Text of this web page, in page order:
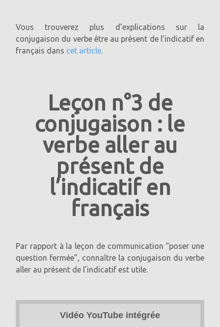
YouTube. YouTube stocke également des informations
d'utilisation non personnelles dans d'autres cookies. Si
vous souhaitez éviter cela, vous devez bloquer le stockage
des cookies dans le navigateur.
Vous trouverez plus d’explications sur la
conjugaison du verbe être au présent de l’indicatif en
français dans cet article.
Leçon n°3 de
conjugaison : le
verbe aller au
présent de
l’indicatif en
français
Par rapport à la leçon de communication “poser une
question fermée”, connaître la conjugaison du verbe
aller au présent de l’indicatif est utile.
Vidéo YouTube intégrée